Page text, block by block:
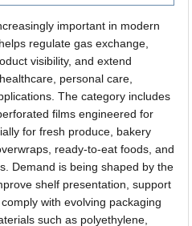
important in modern
regulate gas exchange,
visibility, and extend
personal care,
The category includes
films engineered for
for fresh produce, bakery
ready-to-eat foods, and
Demand is being shaped by the
shelf presentation, support
with evolving packaging
such as polyethylene,